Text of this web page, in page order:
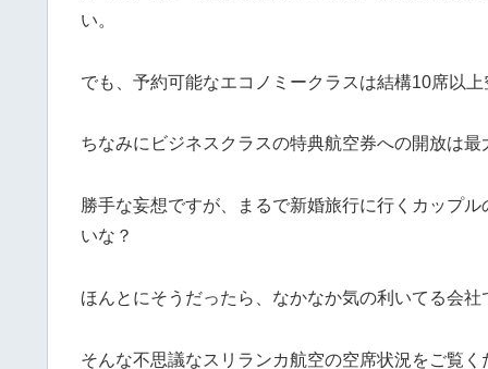
い。
でも、予約可能なエコノミークラスは結構10席以
ちなみにビジネスクラスの特典航空券への開放は最
勝手な妄想ですが、まるで新婚旅行に行くカップ
いな？
ほんとにそうだったら、なかなか気の利いてる会社
そんな不思議なスリランカ航空の空席状況をご覧